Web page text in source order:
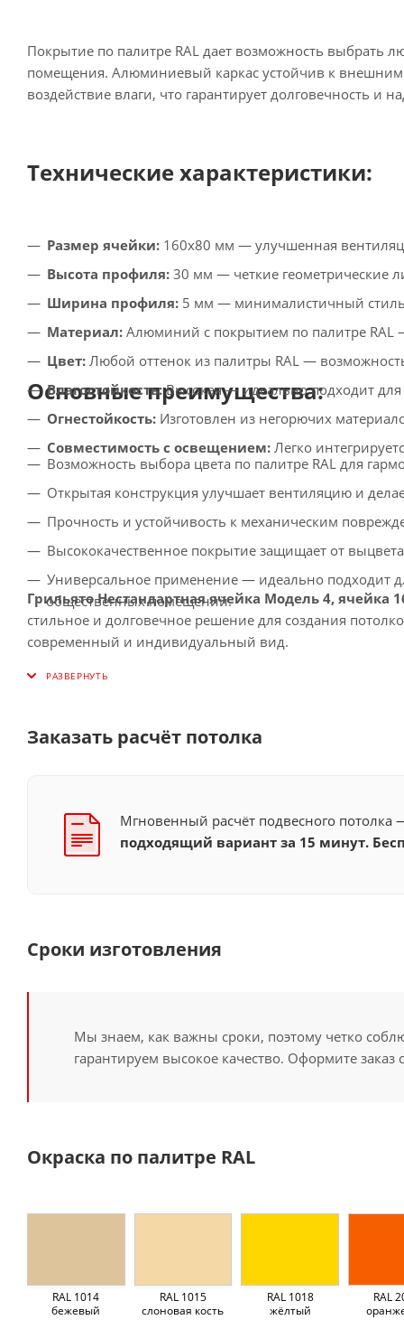
Покрытие по палитре RAL дает возможность выбрать
помещения. Алюминиевый каркас устойчив к внешним
воздействие влаги, что гарантирует долговечность и
Технические характеристики:
Размер ячейки: 160х80 мм — улучшенная
Высота профиля: 30 мм — четкие геометрические
Ширина профиля: 5 мм — минималистичный
Материал: Алюминий с покрытием по палитре RAL
Цвет: Любой оттенок из палитры RAL —
Влагостойкость:Высокая — идеально подходит
Огнестойкость: Изготовлен из негорючих
Совместимость с освещением: Легко
Основные преимущества:
Возможность выбора цвета по палитре RAL для
Открытая конструкция улучшает вентиляцию и
Прочность и устойчивость к механическим
Высококачественное покрытие защищает от
Универсальное применение — идеально подходит
общественных помещений.
Грильято Нестандартная ячейка Модель 4,
стильное и долговечное решение для создания
современный и индивидуальный вид.
Заказать расчёт потолка
Мгновенный расчёт подвесного
подходящий вариант за 15 минут.
Сроки изготовления
Мы знаем, как важны сроки, поэтому четко
гарантируем высокое качество. Оформите
Окраска по палитре RAL
RAL 1014
бежевый
RAL 1015
слоновая кость
RAL 1018
жёлтый
RAL